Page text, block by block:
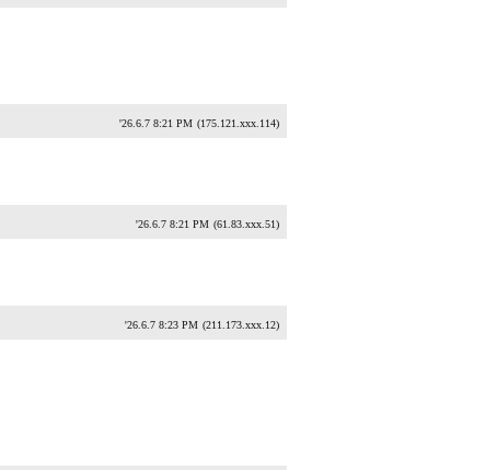
'26.6.7 8:21 PM (175.121.xxx.114)
'26.6.7 8:21 PM (61.83.xxx.51)
'26.6.7 8:23 PM (211.173.xxx.12)